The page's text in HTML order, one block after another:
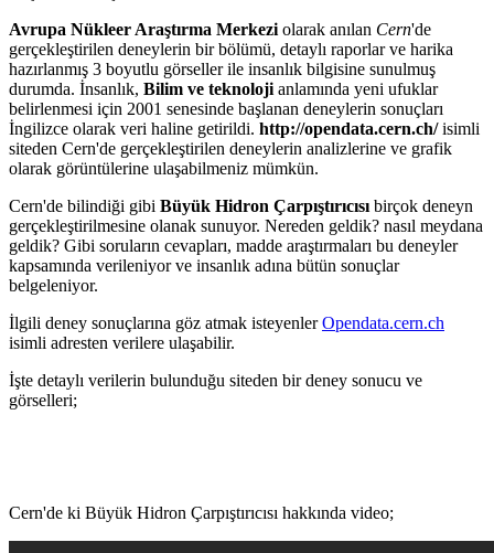
Avrupa Nükleer Araştırma Merkezi olarak anılan Cern'de
gerçekleştirilen deneylerin bir bölümü, detaylı raporlar ve harika
hazırlanmış 3 boyutlu görseller ile insanlık bilgisine sunulmuş
durumda. İnsanlık, Bilim ve teknoloji anlamında yeni ufuklar
belirlenmesi için 2001 senesinde başlanan deneylerin sonuçları
İngilizce olarak veri haline getirildi. http://opendata.cern.ch/isimli
siteden Cern'de gerçekleştirilen deneylerin analizlerine ve grafik
olarak görüntülerine ulaşabilmeniz mümkün.
Cern'de bilindiği gibi Büyük Hidron Çarpıştırıcısı birçok deneyn
gerçekleştirilmesine olanak sunuyor. Nereden geldik? nasıl meydana
geldik? Gibi soruların cevapları, madde araştırmaları bu deneyler
kapsamında verileniyor ve insanlık adına bütün sonuçlar
belgeleniyor.
İlgili deney sonuçlarına göz atmak isteyenlerOpendata.cern.ch
isimli adresten verilere ulaşabilir.
İşte detaylı verilerin bulunduğu siteden bir deney sonucu ve
görselleri;
Cern'de ki Büyük Hidron Çarpıştırıcısı hakkında video;